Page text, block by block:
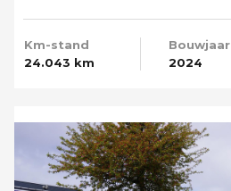
Km-stand
24.043 km
Bouwjaar
2024